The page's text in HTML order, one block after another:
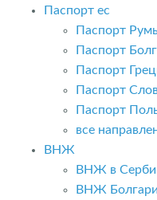
Паспорт ес
Паспорт
Паспорт
Паспорт
Паспорт
Паспорт
все
ВНЖ
ВНЖ в
ВНЖ